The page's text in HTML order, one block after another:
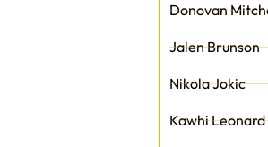
Donovan
Jalen Brunson
Nikola Jokic
Kawhi Leonard